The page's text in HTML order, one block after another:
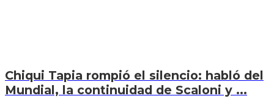
Chiqui Tapia rompió el silencio: habló del
Mundial, la continuidad de Scaloni y ...